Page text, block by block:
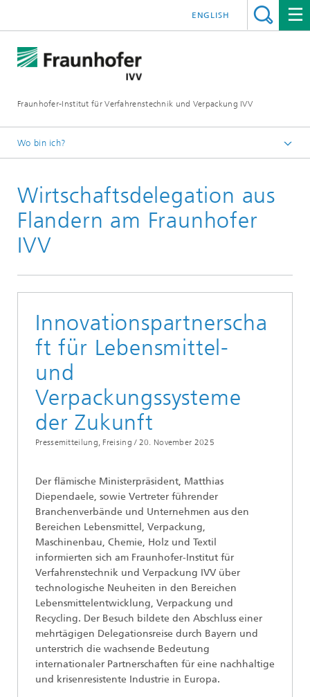
Fraunhofer-Institut für Verfahrenstechnik und Verpackung IVV
ENGLISH
Wo bin ich?
Wirtschaftsdelegation aus
Flandern am Fraunhofer
IVV
Innovationspartnerscha
ft für Lebensmittel-
und
Verpackungssysteme
der Zukunft
Pressemitteilung, Freising / 20. November 2025
Der flämische Ministerpräsident, Matthias
Diependaele, sowie Vertreter führender
Branchenverbände und Unternehmen aus den
Bereichen Lebensmittel, Verpackung,
Maschinenbau, Chemie, Holz und Textil
informierten sich am Fraunhofer-Institut für
Verfahrenstechnik und Verpackung IVV über
technologische Neuheiten in den Bereichen
Lebensmittelentwicklung, Verpackung und
Recycling. Der Besuch bildete den Abschluss einer
mehrtägigen Delegationsreise durch Bayern und
unterstrich die wachsende Bedeutung
internationaler Partnerschaften für eine nachhaltige
und krisenresistente Industrie in Europa.